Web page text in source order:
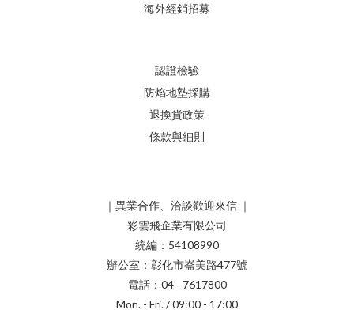
海外經銷招募
認證檢驗
防焰地墊採購
退換貨政策
條款與細則
｜異業合作、洽談歡迎來信 ｜
彩雲飛企業有限公司
統編：54108990
辦公室：彰化市崙美路477號
電話：04 - 7617800
Mon. - Fri. / 09:00 - 17:00